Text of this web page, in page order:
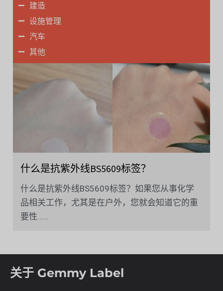
建造
设施管理
汽车
其他
什么是抗紫外线BS5609标签？
什么是抗紫外线BS5609标签？如果您从事化学
品相关工作，尤其是在户外，您就会知道它的重
要性……
关于 Gemmy Label